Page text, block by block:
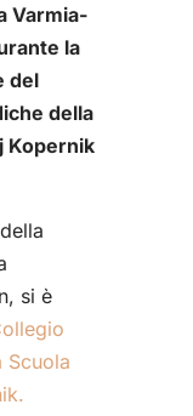
Varmia-
la
del
della
Kopernik
si è
Scuola